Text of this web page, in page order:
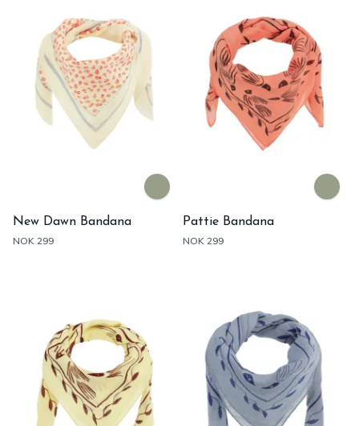
New Dawn Bandana
NOK 299
Pattie Bandana
NOK 299